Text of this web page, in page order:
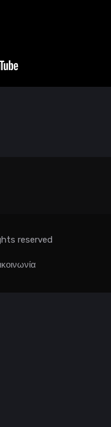
reserved